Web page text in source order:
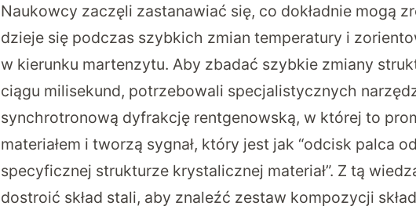
Naukowcy zaczęli zastanawiać się, co dokładnie mogą
dzieje się podczas szybkich zmian temperatury i
w kierunku martenzytu. Aby zbadać szybkie zmiany
ciągu milisekund, potrzebowali specjalistycznych
synchrotronową dyfrakcję rentgenowską, w której to
materiałem i tworzą sygnał, który jest jak “odcisk palca
specyficznej strukturze krystalicznej materiał”. Z tą
dostroić skład stali, aby znaleźć zestaw kompozycji